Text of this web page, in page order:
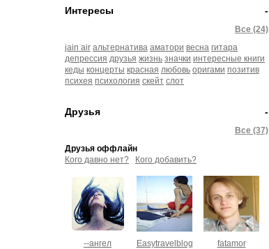
-
Интересы
Все (24)
jain air альтернатива аматори весна гитара
депрессия друзья жизнь значки интересные книги
кеды концерты красная любовь оригами позитив
психея психология скейт слот
-
Друзья
Все (37)
Друзья оффлайн
Кого давно нет?
Кого добавить?
--ангел
Easytravelblog fatamor